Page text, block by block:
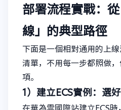
部署流程實戰：
線」的典型路徑
下面是一個相對通用的上
清單，不用每一步都照做
項。
1）建立ECS實例：選
在華為雲國際站建立ECS時